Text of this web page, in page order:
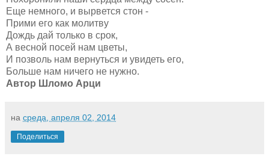
Еще немного, и вырвется стон -
Прими его как молитву
Дождь дай только в срок,
А весной посей нам цветы,
И позволь нам вернуться и увидеть его,
Больше нам ничего не нужно.
Автор Шломо Арци
на среда, апреля 02, 2014
Поделиться